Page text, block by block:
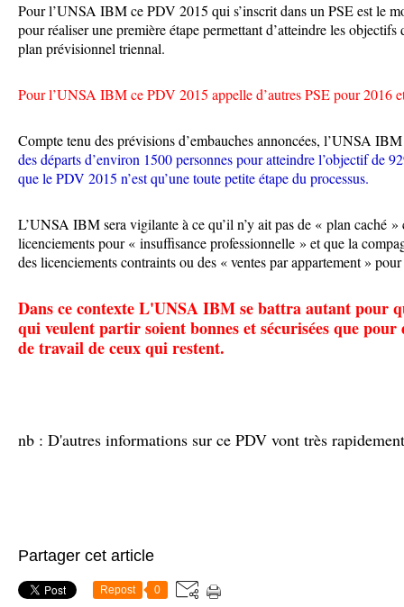
Pour l’UNSA IBM ce PDV 2015 qui s’inscrit dans un PSE est le
pour réaliser une première étape permettant d’atteindre les objectifs
plan prévisionnel triennal.
Pour l’UNSA IBM ce PDV 2015 appelle d’autres PSE pour 2016
Compte tenu des prévisions d’embauches annoncées, l’UNSA
des départs d’environ 1500 personnes pour atteindre l’objectif de
que le PDV 2015 n’est qu’une toute petite étape du processus.
L’UNSA IBM sera vigilante à ce qu’il n’y ait pas de « plan caché
licenciements pour « insuffisance professionnelle » etque la
des licenciements contraints ou des « ventes par appartement »
Dans ce contexte L'UNSA IBM se battra autant pour
qui veulent partir soient bonnes et sécurisées que pour
de travail de ceux qui restent.
nb : D'autres informations sur ce PDV vont très
Partager cet article
Repost 0